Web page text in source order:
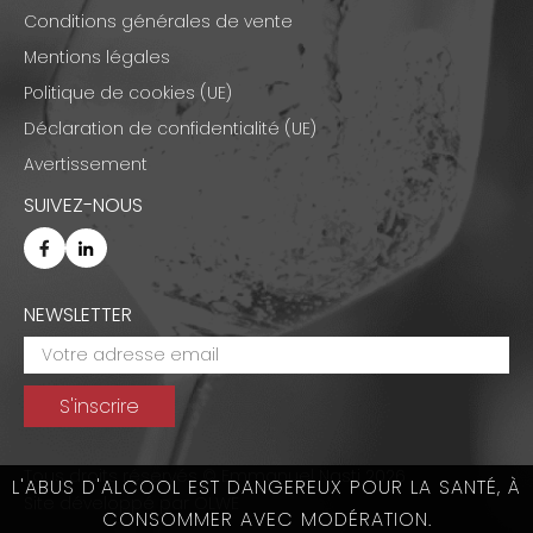
L'ABUS D'ALCOOL EST DANGEREUX POUR LA SANTÉ, À
CONSOMMER AVEC MODÉRATION.
Conditions générales de vente
Mentions légales
Politique de cookies (UE)
Déclaration de confidentialité (UE)
Avertissement
SUIVEZ-NOUS
NEWSLETTER
Tous droits réservés © Emmanuel Nasti 2026